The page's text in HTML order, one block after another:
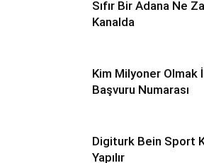
Sıfır Bir Adana Ne
Kanalda
Kim Milyoner Olmak
Başvuru Numarası
Digiturk Bein Sport
Yapılır